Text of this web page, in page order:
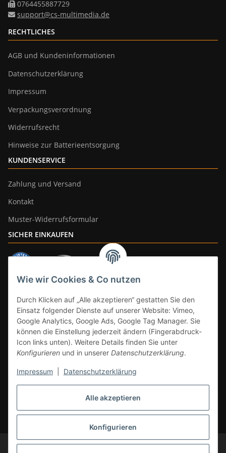
Alle akzeptieren
Konfigurieren
Wie wir Cookies & Co nutzen
Durch Klicken auf „Alle akzeptieren“ gestatten Sie den
Einsatz folgender Dienste auf unserer Website: Vimeo,
Google Analytics, Google Ads, Google Tag Manager. Sie
können die Einstellung jederzeit ändern (Fingerabdruck-
Icon links unten). Weitere Details finden Sie unter
Konfigurieren und in unserer Datenschutzerklärung.
Impressum Datenschutzerklärung
0764455887729
support@cs-multimedia.de
RECHTLICHES
AGB und Kundeninformationen
Datenschutzerklärung
Impressum
Verpackungsverordnung
Widerrufsrecht
Hinweise zur Batterieentsorgung
KUNDENSERVICE
Zahlung und Versand
Kontakt
Muster-Widerrufsformular
SICHER EINKAUFEN
* Alle Preise inkl. gesetzlicher Mwst., zzgl.Versand
DE, gilt nicht für Großgeräte per Spedition). Artikel mit 0% MwSt. (gem. §
© CS-Multimedia GmbH
Änderungen und Irrtümer vorbehalten.